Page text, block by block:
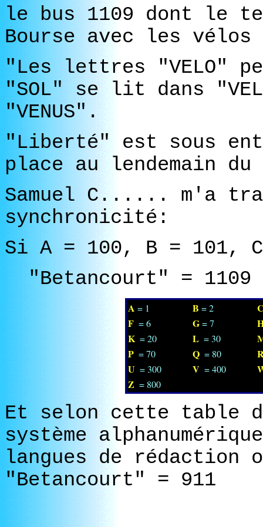
le bus 1109 dont le
Bourse avec les
"Les lettres "VELO"
"SOL" se lit dans
"VENUS".
"Liberté" est sous
place au lendemain
Samuel C...... m'a
synchronicité:
Si A = 100, B = 101,
"Betancourt" = 1109
A = 1 B = 2
F = 6 G= 7
K = 20 L = 30
P = 70 Q = 80
U = 300 V = 400
Z = 800
Et selon cette table
système
langues de
"Betancourt" = 911